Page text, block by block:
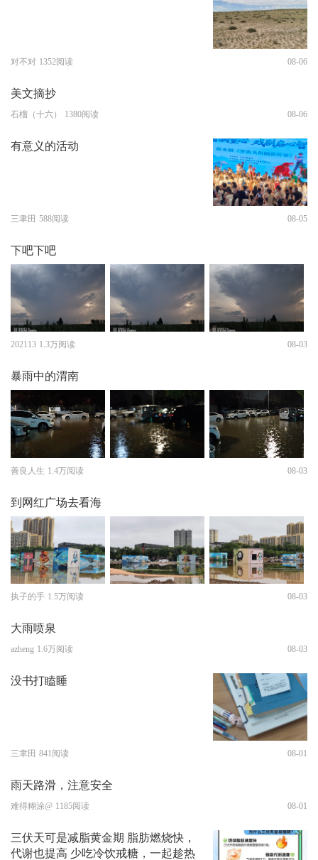
对不对 1352阅读 08-06
美文摘抄
石榴（十六） 1380阅读 08-06
有意义的活动
三聿田 588阅读 08-05
下吧下吧
202113 1.3万阅读 08-03
暴雨中的渭南
善良人生 1.4万阅读 08-03
到网红广场去看海
执子的手 1.5万阅读 08-03
大雨喷泉
azheng 1.6万阅读 08-03
没书打瞌睡
三聿田 841阅读 08-01
雨天路滑，注意安全
难得糊涂@ 1185阅读 08-01
三伏天可是减脂黄金期 脂肪燃烧快，
代谢也提高 少吃冷饮戒糖，一起趁热